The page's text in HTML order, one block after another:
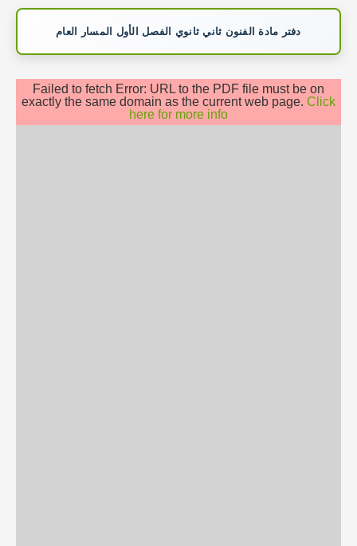
دفتر مادة الفنون ثاني ثانوي الفصل الأول المسار العام
Failed to fetch Error: URL to the PDF file must be on
exactly the same domain as the current web page. Click
here for more info